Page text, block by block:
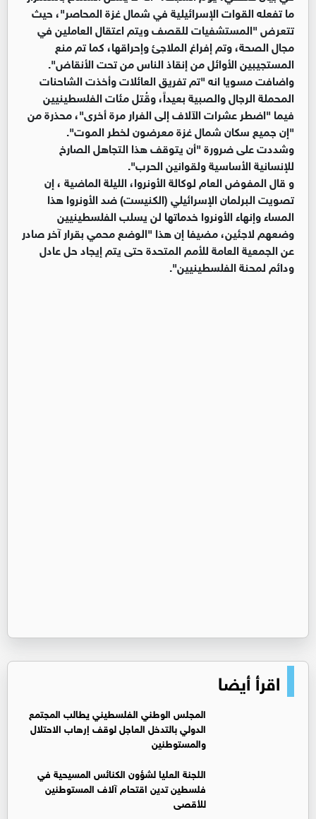
ما تفعله القوات الإسرائيلية في شمال غزة المحاصر"، حيث
تتعرض "المستشفيات للقصف ويتم اعتقال العاملين في
مجال الصحة، وتم إفراغ الملاجئ وإحراقها، كما تم منع
المستجيبين الأوائل من إنقاذ الناس من تحت الأنقاض".
واضافت مسويا انه "تم تفريق العائلات وأخذت الشاحنات
المحملة الرجال والصبية بعيداً، وقُتل مئات الفلسطينيين
فيما "اضطر عشرات الآلاف إلى الفرار مرة أخرى"، محذرة من
"إن جميع سكان شمال غزة معرضون لخطر الموت".
وشددت على ضرورة "أن يتوقف هذا التجاهل الصارخ
للإنسانية الأساسية ولقوانين الحرب".
و قال المفوض العام لوكالة الأونروا، الليلة الماضية ، إن
تصويت البرلمان الإسرائيلي (الكنيست) ضد الأونروا هذا
المساء وإنهاء الأونروا خدماتها لن يسلب الفلسطينيين
وضعهم لاجئين، مضيفا إن هذا "الوضع محمي بقرار آخر صادر
عن الجمعية العامة للأمم المتحدة حتى يتم إيجاد حل عادل
ودائم لمحنة الفلسطينيين".
اقرأ أيضا
المجلس الوطني الفلسطيني يطالب المجتمع
الدولي بالتدخل العاجل لوقف إرهاب الاحتلال
والمستوطنين
اللجنة العليا لشؤون الكنائس المسيحية في
فلسطين تدين اقتحام آلاف المستوطنين
للأقصى